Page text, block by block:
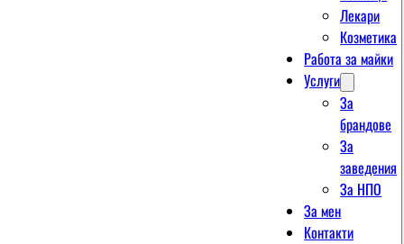
Лекари
Козметика
Работа за майки
Услуги
За
брандове
За
заведения
За НПО
За мен
Контакти